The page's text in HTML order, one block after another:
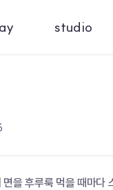
studio
을 후루룩 먹을 때마